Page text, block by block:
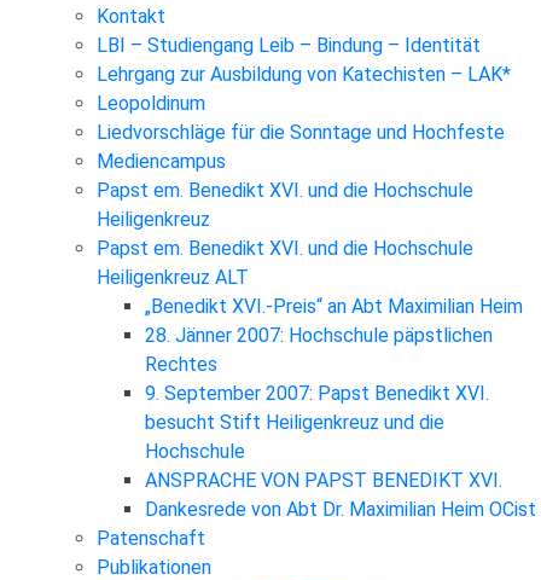
Kontakt
LBI – Studiengang Leib – Bindung – Identität
Lehrgang zur Ausbildung von Katechisten – LAK*
Leopoldinum
Liedvorschläge für die Sonntage und Hochfeste
Mediencampus
Papst em. Benedikt XVI. und die Hochschule
Heiligenkreuz
Papst em. Benedikt XVI. und die Hochschule
Heiligenkreuz ALT
„Benedikt XVI.-Preis“ an Abt Maximilian Heim
28. Jänner 2007: Hochschule päpstlichen
Rechtes
9. September 2007: Papst Benedikt XVI.
besucht Stift Heiligenkreuz und die
Hochschule
ANSPRACHE VON PAPST BENEDIKT XVI.
Dankesrede von Abt Dr. Maximilian Heim OCist
Patenschaft
Publikationen